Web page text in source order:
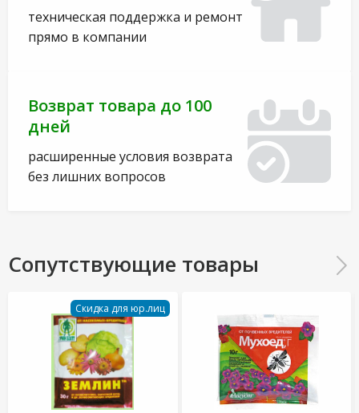
техническая поддержка и ремонт
прямо в компании
Возврат товара до 100
дней
расширенные условия возврата
без лишних вопросов
Сопутствующие товары
Скидка для юр.лиц